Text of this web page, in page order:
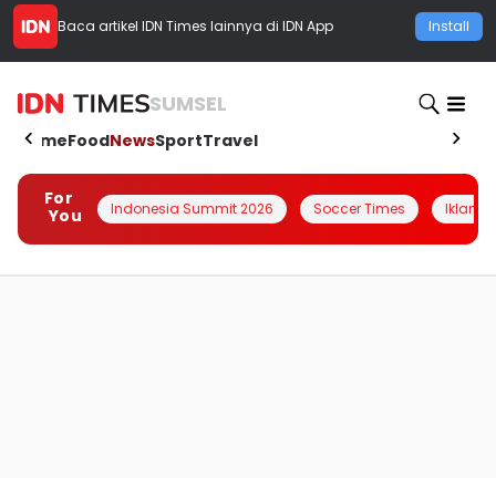
Baca artikel IDN Times lainnya di IDN App Install
SUMSEL
HomeFoodNewsSportTravel
For
You
Indonesia Summit 2026 Soccer Times Iklanin